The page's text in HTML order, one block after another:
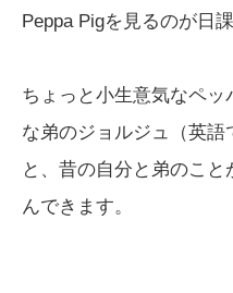
Peppa Pigを見るのが日
ちょっと小生意気なペ
な弟のジョルジュ（英
と、昔の自分と弟のこ
んできます。